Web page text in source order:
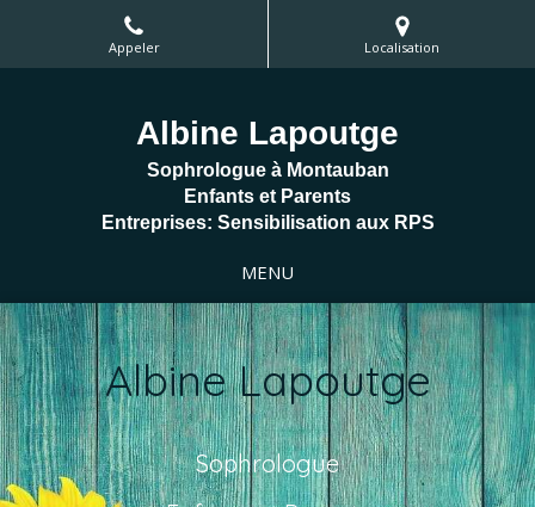
Appeler Localisation
Albine Lapoutge
Sophrologue à Montauban
Enfants et Parents
Entreprises: Sensibilisation aux RPS
MENU
Albine Lapoutge
Sophrologue